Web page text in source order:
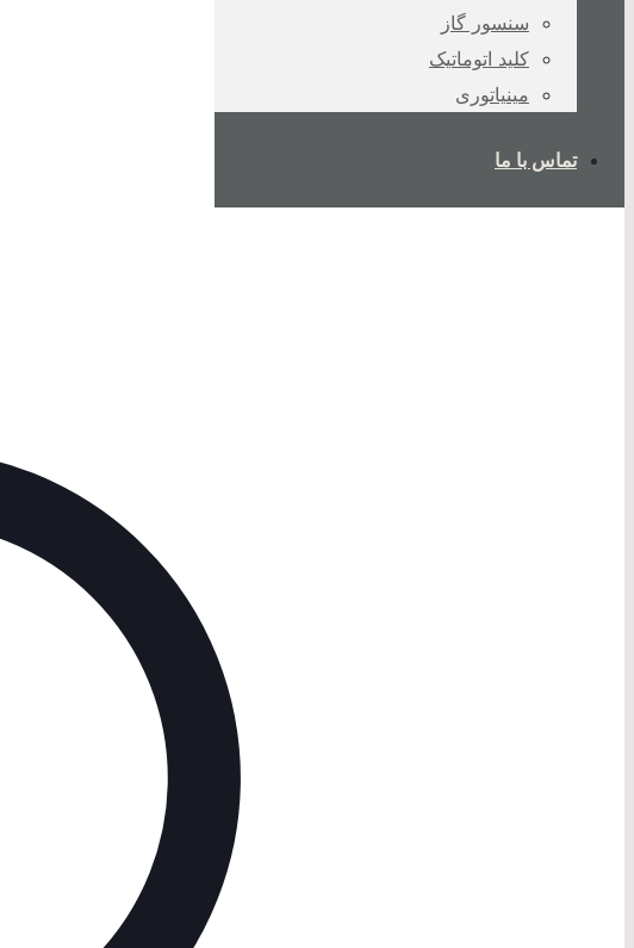
سنسور گاز
کلید اتوماتیک
مینیاتوری
تماس با ما